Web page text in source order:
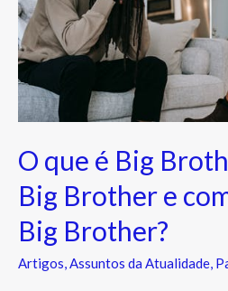
O que é Big
Big Brother e
Big Brother?
Artigos,Assuntos da Atualidade,
quem
é
o
Big
Brother
como
o
Big